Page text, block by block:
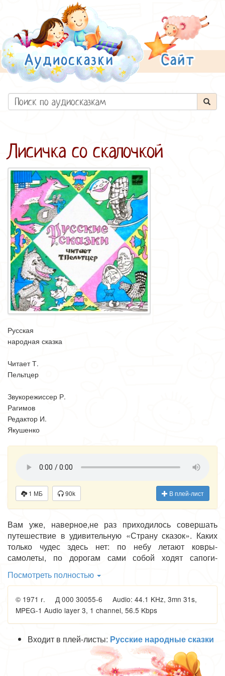
Лисичка со скалочкой
Русская
народная сказка
Читает Т.
Пельтцер
Звукорежиссер Р.
Рагимов
Редактор И.
Якушенко
1 МБ 90k В плей-лист
Вам уже, наверное,не раз приходилось совершать
путешествие в удивительную «Страну сказок». Каких
только чудес здесь нет: по небу летают ковры-
самолеты, по дорогам сами собой ходят сапоги-
а меж кисельных берегов текут молочные реки...
Встретитесь вы сегодня со своей старой знакомой -
смекалистой и хитрой лисой.Недаром же к ней за
советом идут и волк,и медведь и другие обитатели
леса. Благодаря своему уму и пронырливости, рыжая
плутовка выходит целой и невредимой из любых
переделок. Ей ничего не стоит провести вокруг пальца
всякого. Но и у лисы порой случаются осечки. О том как
лисичка-сестричка попала в жестокую переделку, вы
Посмотреть полностью
© 1971 г. Д 000 30055-6 Audio: 44.1 KHz, 3mn 31s,
MPEG-1 Audio layer 3, 1 channel, 56.5 Kbps
Входит в плей-листы: Русские народные сказки